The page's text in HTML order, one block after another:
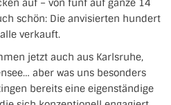
auf – von fünf auf ganze 14
schön: Die anvisierten hundert
verkauft.
jetzt auch aus Karlsruhe,
aber was uns besonders
bereits eine eigenständige